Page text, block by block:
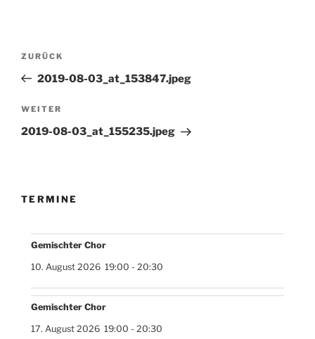
Beitragsnavigation
Vorheriger
Beitrag
ZURÜCK
2019-08-03_at_153847.jpeg
Nächster
Beitrag
WEITER
2019-08-03_at_155235.jpeg
TERMINE
Gemischter Chor
10. August 2026 19:00 - 20:30
Gemischter Chor
17. August 2026 19:00 - 20:30